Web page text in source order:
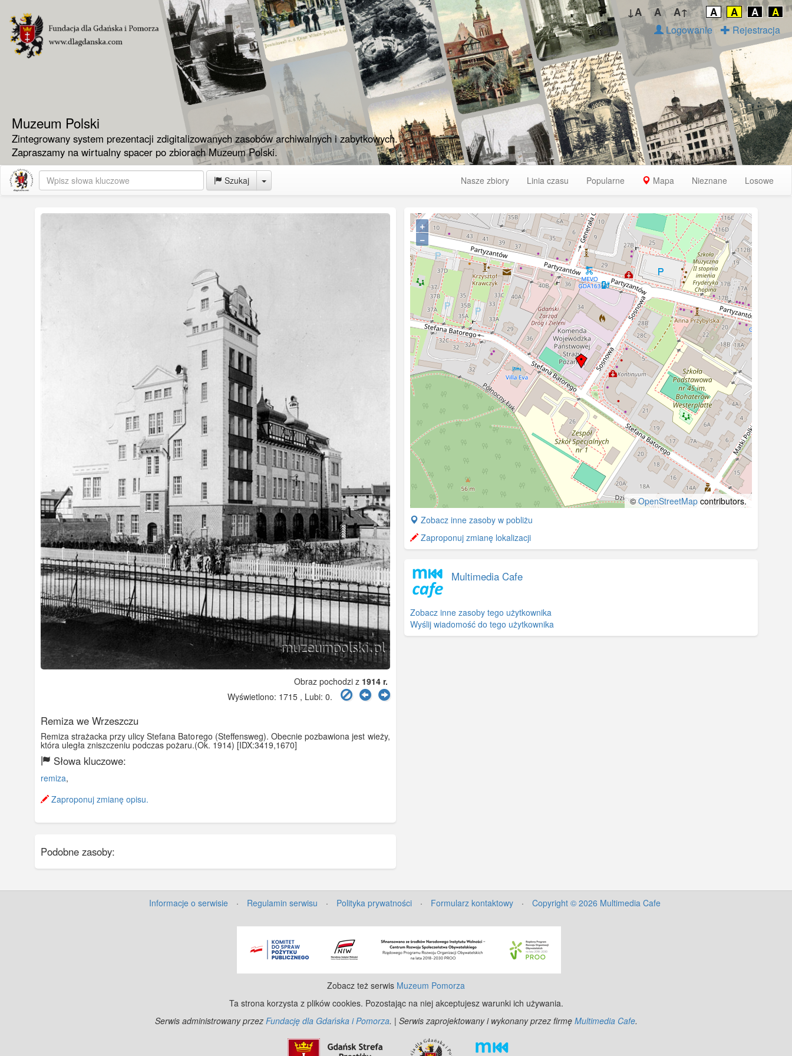
Muzeum Polski
Zintegrowany system prezentacji zdigitalizowanych zasobów archiwalnych i zabytkowych.
Zapraszamy na wirtualny spacer po zbiorach Muzeum Polski.
↓A A A↑ A A A A
Logowanie Rejestracja
Szukaj Toggle Dropdown Nasze zbiory Linia czasu Popularne Mapa Nieznane Losowe
Obraz pochodzi z 1914 r.
Wyświetlono: 1715 , Lubi: 0.
Remiza we Wrzeszczu
Remiza strażacka przy ulicy Stefana Batorego (Steffensweg). Obecnie pozbawiona jest wieży,
która uległa zniszczeniu podczas pożaru.(Ok. 1914) [IDX:3419,1670]
Słowa kluczowe:
remiza,
Zaproponuj zmianę opisu.
Podobne zasoby:
+
−
©OpenStreetMapcontributors.
+
−
Zobacz inne zasoby w pobliżu
Zaproponuj zmianę lokalizacji
Multimedia Cafe
Zobacz inne zasoby tego użytkownika
Wyślij wiadomość do tego użytkownika
Informacje o serwisie · Regulamin serwisu · Polityka prywatności · Formularz kontaktowy · Copyright © 2026 Multimedia Cafe
Zobacz też serwis Muzeum Pomorza
Ta strona korzysta z plików cookies. Pozostając na niej akceptujesz warunki ich używania.
Serwis administrowany przez Fundację dla Gdańska i Pomorza. | Serwis zaprojektowany i wykonany przez firmę Multimedia Cafe.